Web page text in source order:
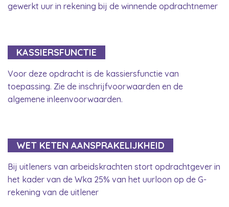
gewerkt uur in rekening bij de winnende opdrachtnemer
KASSIERSFUNCTIE
Voor deze opdracht is de kassiersfunctie van
toepassing. Zie de inschrijfvoorwaarden en de
algemene inleenvoorwaarden.
WET KETEN AANSPRAKELIJKHEID
Bij uitleners van arbeidskrachten stort opdrachtgever in
het kader van de Wka 25% van het uurloon op de G-
rekening van de uitlener